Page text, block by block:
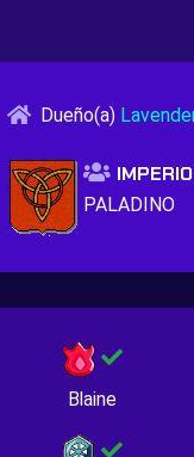
Dueño(a)
IMPERIO
PALADINO
Blaine